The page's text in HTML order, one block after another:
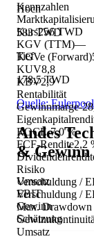
Kennzahlen
Kurs256 TWD
KGV (TTM)—
KGVe (Forward)
KUV8,8
KBV2,9
Rentabilität
Gewinnmarge-
ROCE-7,0 %
FCF-Rendite2,2
Risiko
Verschuldung /
Verschuldung /
Max.
Umsatz
Hoch
583 TWD
Tief
178,5 TWD
Quelle: Eulerpool
Andes
& Gewinn
Umsatz
EBIT
Gewinn
Schätzung